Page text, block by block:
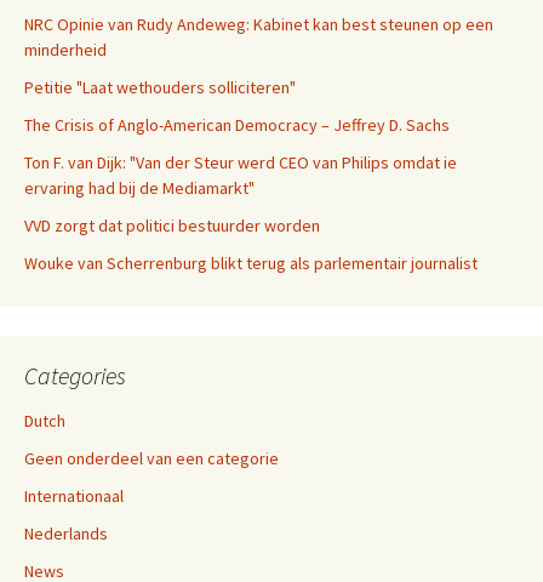
NRC Opinie van Rudy Andeweg: Kabinet kan best steunen op een
minderheid
Petitie "Laat wethouders solliciteren"
The Crisis of Anglo-American Democracy – Jeffrey D. Sachs
Ton F. van Dijk: "Van der Steur werd CEO van Philips omdat ie
ervaring had bij de Mediamarkt"
VVD zorgt dat politici bestuurder worden
Wouke van Scherrenburg blikt terug als parlementair journalist
Categories
Dutch
Geen onderdeel van een categorie
Internationaal
Nederlands
News